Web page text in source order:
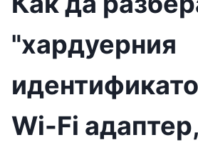
"хардуерния
Wi-Fi